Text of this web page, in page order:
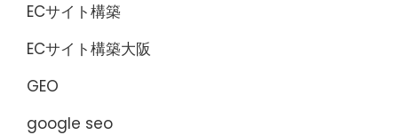
ECサイト構築
ECサイト構築大阪
GEO
google seo